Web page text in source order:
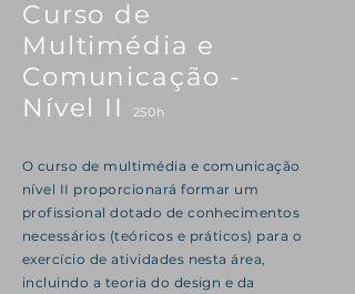
Curso de
Multimédia e
Comunicação -
Nível II
250h
O curso de multimédia e comunicação
nível II proporcionará formar um
profissional dotado de conhecimentos
necessários (teóricos e práticos) para o
exercício de atividades nesta área,
incluindo a teoria do design e da